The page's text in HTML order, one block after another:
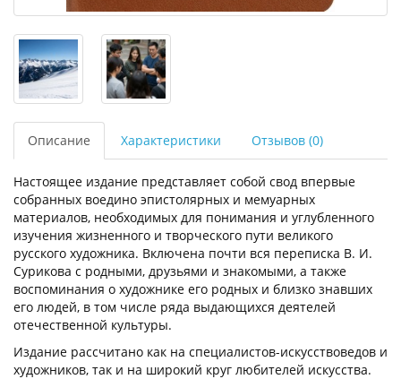
Описание Характеристики Отзывов (0)
Настоящее издание представляет собой свод впервые
собранных воедино эпистолярных и мемуарных
материалов, необходимых для понимания и углубленного
изучения жизненного и творческого пути великого
русского художника. Включена почти вся переписка В. И.
Сурикова с родными, друзьями и знакомыми, а также
воспоминания о художнике его родных и близко знавших
его людей, в том числе ряда выдающихся деятелей
отечественной культуры.
Издание рассчитано как на специалистов-искусствоведов и
художников, так и на широкий круг любителей искусства.